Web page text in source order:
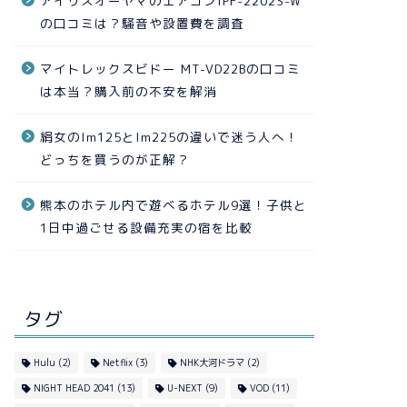
の口コミは？騒音や設置費を調査
マイトレックスビドー MT-VD22Bの口コミ
は本当？購入前の不安を解消
絹女のlm125とlm225の違いで迷う人へ！
どっちを買うのが正解？
熊本のホテル内で遊べるホテル9選！子供と
1日中過ごせる設備充実の宿を比較
タグ
Hulu (2) Netflix(3) NHK大河ドラマ(2)
NIGHT HEAD 2041 (13) U-NEXT (9) VOD(11)